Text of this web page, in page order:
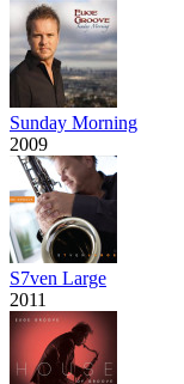
Sunday Morning
2009
S7ven Large
2011